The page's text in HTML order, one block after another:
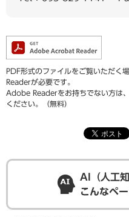
PDF形式のファイルをご覧いただ
Readerが必要です。
Adobe Readerをお持ちでない方は
ください。（無料）
AI（人工
こんなペ